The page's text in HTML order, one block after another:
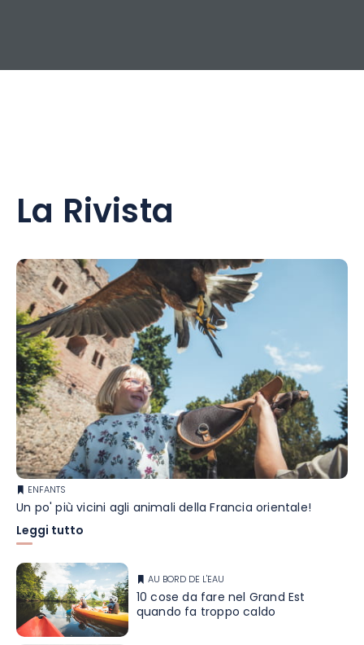
La Rivista
ENFANTS
Un po' più vicini agli animali della Francia orientale!
Leggi tutto
AU BORD DE L'EAU
10 cose da fare nel Grand Est
quando fa troppo caldo